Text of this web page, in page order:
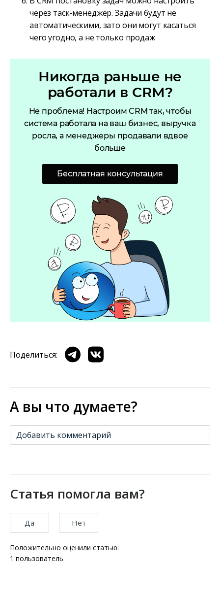
через таск-менеджер. Задачи будут не
автоматическими, зато они могут касаться
чего угодно, а не только продаж
Никогда раньше не
работали в CRM?
Не проблема! Настроим CRM так, чтобы
система работала на ваш бизнес, выручка
росла, а менеджеры продавали вдвое
больше
Бесплатная консультация
Поделиться:
А вы что думаете?
Добавить комментарий
Статья помогла вам?
Да Нет
Положительно оценили статью:
1 пользователь